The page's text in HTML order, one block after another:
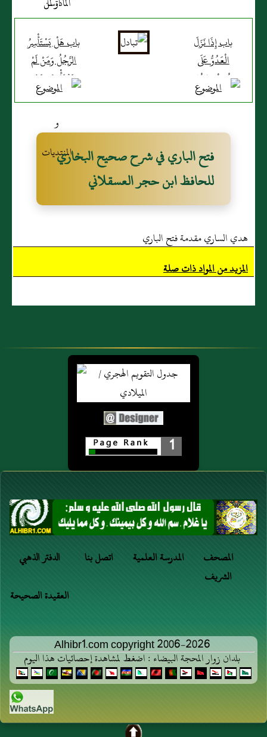
باب إِذَا نَزَلَ
الْعَدُوُّ عَلَى
حُكْمِ رَجُلٍ
باب هَلْ يَسْتَأْسِرُ
الرَّجُلُ وَمَنْ لَمْ
يَسْتَأْسِرْ وَمَنْ
رَكَعَ رَكْعَتَيْنِ
فتح الباري في شرح صحيح البخاري
للحافظ ابن حجر العسقلاني
هدي الساري مقدمة فتح الباري
المزيد من المواد ذات صلة
1
الدفتر الذهبي اتصل بنا المدرسة العلمية
المصحف
الشريف
العقيدة الصحيحة
Alhibr1.com copyright 2006-2026
بلدان زوار المحجة البيضاء : اضغط لمشاهدة إحصائيات هذا اليوم